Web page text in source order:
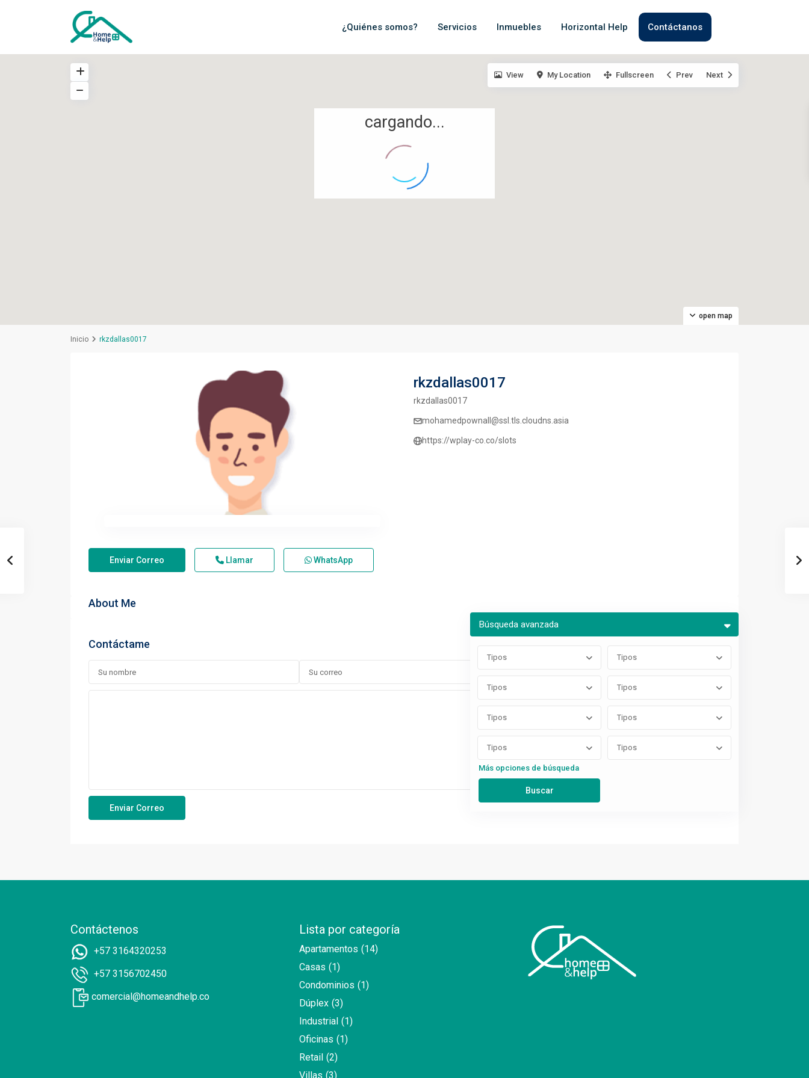
¿Quiénes somos? Servicios Inmuebles Horizontal Help Contáctanos
cargando...
open map
View My Location Fullscreen Prev Next
Búsqueda avanzada
Tipos Tipos
Tipos Tipos
Tipos Tipos
Tipos Tipos
Más opciones de búsqueda
Inicio rkzdallas0017
rkzdallas0017
rkzdallas0017
mohamedpownall@ssl.tls.cloudns.asia
https://wplay-co.co/slots
Enviar Correo Llamar WhatsApp
About Me
Contáctame
Contáctenos
+57 3164320253
+57 3156702450
comercial@homeandhelp.co
Lista por categoría
Apartamentos (14)
Casas (1)
Condominios (1)
Dúplex (3)
Industrial (1)
Oficinas (1)
Retail (2)
Villas (3)